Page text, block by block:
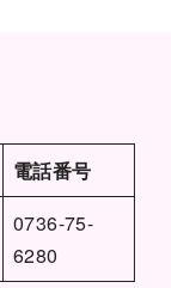
電話番号
0736-75-
6280